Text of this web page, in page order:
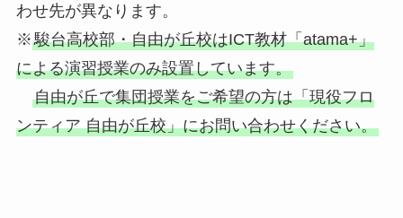
わせ先が異なります。
※駿台高校部・自由が丘校はICT教材「atama+」
による演習授業のみ設置しています。
自由が丘で集団授業をご希望の方は「現役フロ
ンティア 自由が丘校」にお問い合わせください。